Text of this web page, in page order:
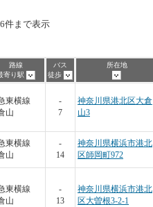
件まで表示
路線
寄り駅
バス
徒歩
所在地
東横線
山
-
7
神奈川県港北区大倉
山3
東横線
山
-
14
神奈川県横浜市港北
区師岡町972
東横線
山
-
13
神奈川県横浜市港北
区大曽根3-2-1